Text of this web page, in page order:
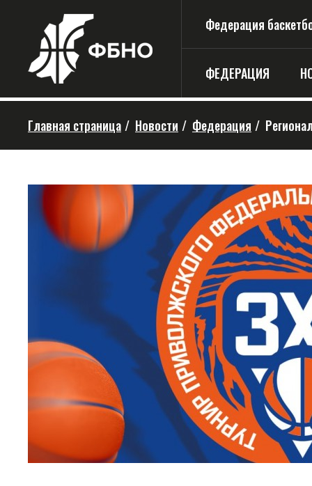
Федерация
ФЕДЕРАЦИЯ
Главная страница / Новости / Федерация /